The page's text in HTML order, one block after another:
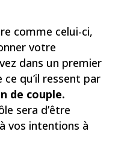
comme celui-ci,
votre
dans un premier
qu’il ressent par
de couple.
sera d’être
vos intentions à